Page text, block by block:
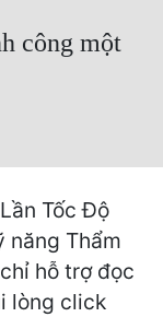
công một
Tốc Độ
năng Thẩm
hỗ trợ đọc
lòng click